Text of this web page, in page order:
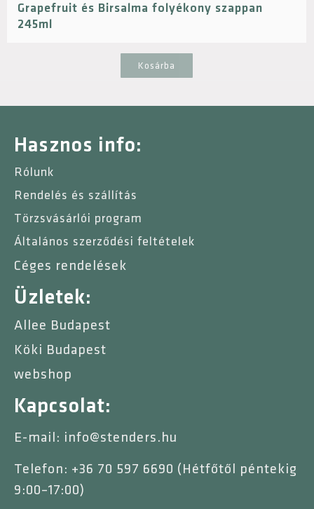
Grapefruit és Birsalma folyékony szappan
245ml
Kosárba
Hasznos info:
Rólunk
Rendelés és szállítás
Törzsvásárlói program
Általános szerződési feltételek
Céges rendelések
Üzletek:
Allee Budapest
Köki Budapest
webshop
Kapcsolat:
E-mail: info@stenders.hu
Telefon: +36 70 597 6690 (Hétfőtől péntekig
9:00–17:00)